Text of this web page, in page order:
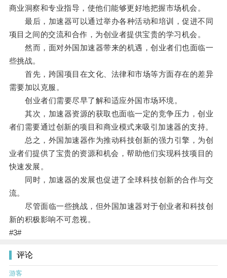
商业洞察和专业指导，使他们能够更好地把握市场机会。
最后，加速器可以通过举办各种活动和培训，促进不同
项目之间的交流和合作，为创业者提供宝贵的学习机会。
然而，面对外国加速器带来的机遇，创业者们也面临一
些挑战。
首先，跨国项目在文化、法律和市场等方面存在的差异
需要加以克服。
创业者们需要尽早了解和适应外国市场环境。
其次，加速器资源的获取也面临一定的竞争压力，创业
者们需要通过创新的项目和商业模式来吸引加速器的支持。
总之，外国加速器作为推动科技创新的强力引擎，为创
业者们提供了宝贵的资源和机会，帮助他们实现科技项目的
快速发展。
同时，加速器的发展也促进了全球科技创新的合作与交
流。
尽管面临一些挑战，但外国加速器对于创业者和科技创
新的积极影响不可忽视。
#3#
评论
游客